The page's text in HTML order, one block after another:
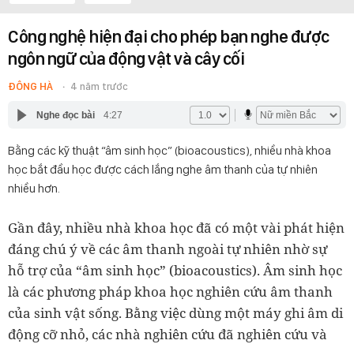
Công nghệ hiện đại cho phép bạn nghe được
ngôn ngữ của động vật và cây cối
ĐÔNG HÀ 4 năm trước
Nghe đọc bài 4:27
Bằng các kỹ thuật “âm sinh học” (bioacoustics), nhiều nhà khoa
học bắt đầu học được cách lắng nghe âm thanh của tự nhiên
nhiều hơn.
Gần đây, nhiều nhà khoa học đã có một vài phát hiện
đáng chú ý về các âm thanh ngoài tự nhiên nhờ sự
hỗ trợ của “âm sinh học” (bioacoustics). Âm sinh học
là các phương pháp khoa học nghiên cứu âm thanh
của sinh vật sống. Bằng việc dùng một máy ghi âm di
động cỡ nhỏ, các nhà nghiên cứu đã nghiên cứu và